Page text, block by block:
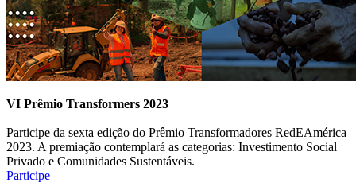
VI Prêmio Transformers 2023
Participe da sexta edição do Prêmio Transformadores RedEAmérica
2023. A premiação contemplará as categorias: Investimento Social
Privado e Comunidades Sustentáveis.
Participe